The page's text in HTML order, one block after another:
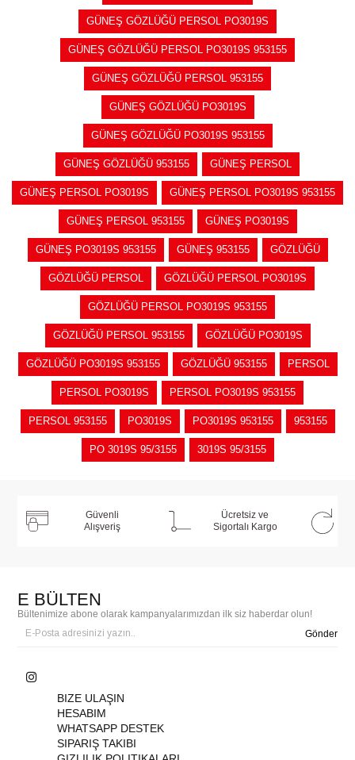
GÜNEŞ GÖZLÜĞÜ PERSOL PO3019S
GÜNEŞ GÖZLÜĞÜ PERSOL PO3019S 953155
GÜNEŞ GÖZLÜĞÜ PERSOL 953155
GÜNEŞ GÖZLÜĞÜ PO3019S
GÜNEŞ GÖZLÜĞÜ PO3019S 953155
GÜNEŞ GÖZLÜĞÜ 953155 GÜNEŞ PERSOL
GÜNEŞ PERSOL PO3019S GÜNEŞ PERSOL PO3019S 953155
GÜNEŞ PERSOL 953155 GÜNEŞ PO3019S
GÜNEŞ PO3019S 953155 GÜNEŞ 953155 GÖZLÜĞÜ
GÖZLÜĞÜ PERSOL GÖZLÜĞÜ PERSOL PO3019S
GÖZLÜĞÜ PERSOL PO3019S 953155
GÖZLÜĞÜ PERSOL 953155 GÖZLÜĞÜ PO3019S
GÖZLÜĞÜ PO3019S 953155 GÖZLÜĞÜ 953155 PERSOL
PERSOL PO3019S PERSOL PO3019S 953155
PERSOL 953155 PO3019S PO3019S 953155 953155
PO 3019S 95/3155 3019S 95/3155
Güvenli
Alışveriş
Ücretsiz ve
Sigortalı Kargo
E BÜLTEN
Bültenimize abone olarak kampanyalarımızdan ilk siz haberdar olun!
Gönder
BIZE ULAŞIN
HESABIM
WHATSAPP DESTEK
SIPARIŞ TAKIBI